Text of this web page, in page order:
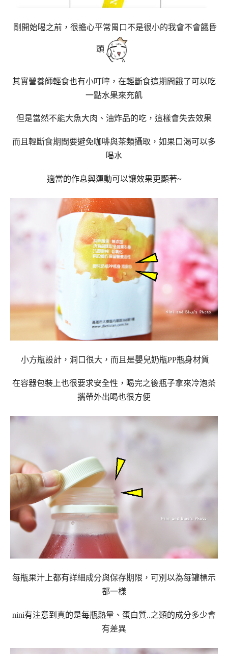
剛開始喝之前，很擔心平常胃口不是很小的我會不會餓昏
頭
其實營養師輕食也有小叮嚀，在輕斷食這期間餓了可以吃
一點水果來充飢
但是當然不能大魚大肉、油炸品的吃，這樣會失去效果
而且輕斷食期間要避免咖啡與茶類攝取，如果口渴可以多
喝水
適當的作息與運動可以讓效果更顯著~
小方瓶設計，洞口很大，而且是嬰兒奶瓶PP瓶身材質
在容器包裝上也很要求安全性，喝完之後瓶子拿來冷泡茶
攜帶外出喝也很方便
每瓶果汁上都有詳細成分與保存期限，可別以為每罐標示
都一樣
nini有注意到真的是每瓶熱量、蛋白質..之類的成分多少會
有差異